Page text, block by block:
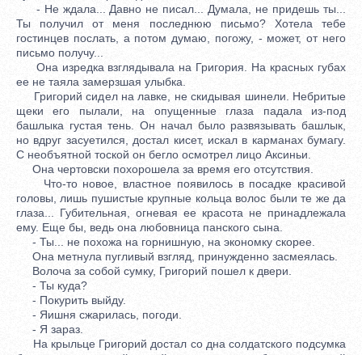
- Не ждала... Давно не писал... Думала, не придешь ты...
Ты получил от меня последнюю письмо? Хотела тебе
гостинцев послать, а потом думаю, погожу, - может, от него
письмо получу...
Она изредка взглядывала на Григория. На красных губах
ее не таяла замерзшая улыбка.
Григорий сидел на лавке, не скидывая шинели. Небритые
щеки его пылали, на опущенные глаза падала из-под
башлыка густая тень. Он начал было развязывать башлык,
но вдруг засуетился, достал кисет, искал в карманах бумагу.
С необъятной тоской он бегло осмотрел лицо Аксиньи.
Она чертовски похорошела за время его отсутствия.
Что-то новое, властное появилось в посадке красивой
головы, лишь пушистые крупные кольца волос были те же да
глаза... Губительная, огневая ее красота не принадлежала
ему. Еще бы, ведь она любовница панского сына.
- Ты... не похожа на горнишную, на экономку скорее.
Она метнула пугливый взгляд, принужденно засмеялась.
Волоча за собой сумку, Григорий пошел к двери.
- Ты куда?
- Покурить выйду.
- Яишня сжарилась, погоди.
- Я зараз.
На крыльце Григорий достал со дна солдатского подсумка